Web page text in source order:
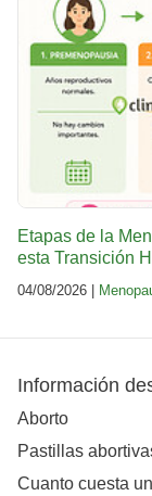
Etapas de la
esta Transición
04/08/2026 |
Información
Aborto
Pastillas
Cuanto cuesta